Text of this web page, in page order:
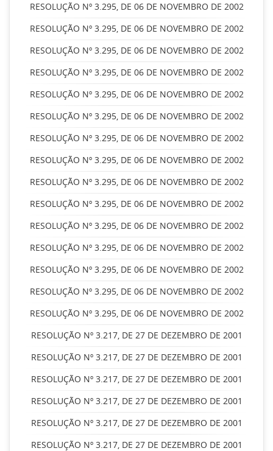
RESOLUÇÃO Nº 3.295, DE 06 DE NOVEMBRO DE 2002
RESOLUÇÃO Nº 3.295, DE 06 DE NOVEMBRO DE 2002
RESOLUÇÃO Nº 3.295, DE 06 DE NOVEMBRO DE 2002
RESOLUÇÃO Nº 3.295, DE 06 DE NOVEMBRO DE 2002
RESOLUÇÃO Nº 3.295, DE 06 DE NOVEMBRO DE 2002
RESOLUÇÃO Nº 3.295, DE 06 DE NOVEMBRO DE 2002
RESOLUÇÃO Nº 3.295, DE 06 DE NOVEMBRO DE 2002
RESOLUÇÃO Nº 3.295, DE 06 DE NOVEMBRO DE 2002
RESOLUÇÃO Nº 3.295, DE 06 DE NOVEMBRO DE 2002
RESOLUÇÃO Nº 3.295, DE 06 DE NOVEMBRO DE 2002
RESOLUÇÃO Nº 3.295, DE 06 DE NOVEMBRO DE 2002
RESOLUÇÃO Nº 3.295, DE 06 DE NOVEMBRO DE 2002
RESOLUÇÃO Nº 3.295, DE 06 DE NOVEMBRO DE 2002
RESOLUÇÃO Nº 3.295, DE 06 DE NOVEMBRO DE 2002
RESOLUÇÃO Nº 3.295, DE 06 DE NOVEMBRO DE 2002
RESOLUÇÃO Nº 3.217, DE 27 DE DEZEMBRO DE 2001
RESOLUÇÃO Nº 3.217, DE 27 DE DEZEMBRO DE 2001
RESOLUÇÃO Nº 3.217, DE 27 DE DEZEMBRO DE 2001
RESOLUÇÃO Nº 3.217, DE 27 DE DEZEMBRO DE 2001
RESOLUÇÃO Nº 3.217, DE 27 DE DEZEMBRO DE 2001
RESOLUÇÃO Nº 3.217, DE 27 DE DEZEMBRO DE 2001